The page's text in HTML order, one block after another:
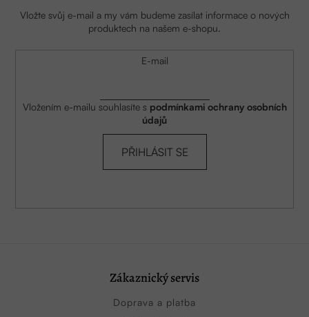
Vložte svůj e-mail a my vám budeme zasílat informace o nových
produktech na našem e-shopu.
E-mail
Vložením e-mailu souhlasíte s podmínkami ochrany osobních
údajů
PŘIHLÁSIT SE
Zákaznický servis
Doprava a platba